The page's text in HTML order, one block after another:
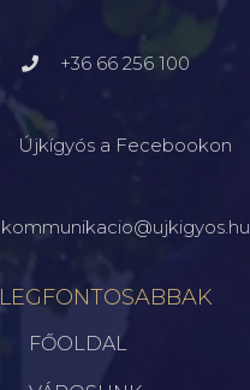
+36 66 256 100
Újkígyós a Fecebookon
kommunikacio@ujkigyos.hu
LEGFONTOSABBAK
FŐOLDAL